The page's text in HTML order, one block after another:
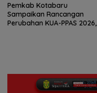
Pemkab Kotabaru
Sampaikan Rancangan
Perubahan KUA-PPAS 2026,